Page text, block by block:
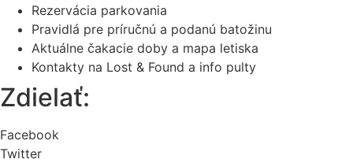
Rezervácia parkovania
Pravidlá pre príručnú a podanú batožinu
Aktuálne čakacie doby a mapa letiska
Kontakty na Lost & Found a info pulty
Zdielať:
Facebook
Twitter